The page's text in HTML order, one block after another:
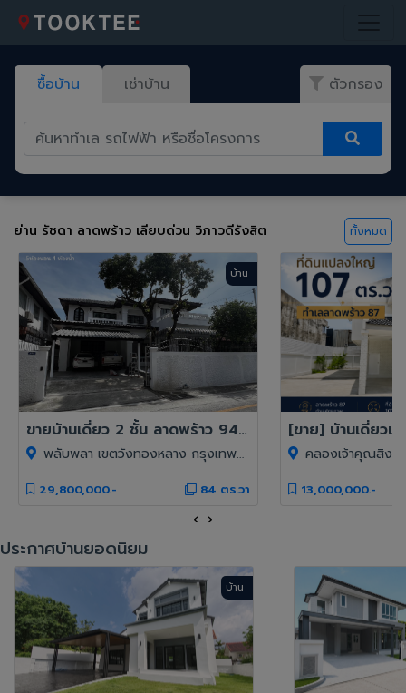
ซื้อบ้าน เช่าบ้าน ตัวกรอง
ย่าน รัชดา ลาดพร้าว เลียบด่วน วิภาวดีรังสิต ทั้งหมด
บ้าน
ขายบ้านเดี่ยว 2 ชั้น ลาดพร้าว 94 / 5 ห้องนอน 4 ห้องน้ำ
พลับพลา เขตวังทองหลาง กรุงเทพมหานคร 10310
29,800,000.- 84 ตร.วา
คลองเจ้าคุณสิงห์ เขตวังทอง
13,000,000.-
‹ ›
ประกาศบ้านยอดนิยม
บ้าน